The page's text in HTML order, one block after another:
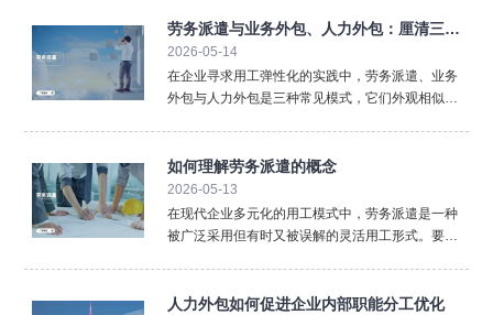
劳务派遣与业务外包、人力外包：厘清三大
弹性用工模式
2026-05-14
在企业寻求用工弹性化的实践中，劳务派遣、业务
外包与人力外包是三种常见模式，它们外观相似却
工方式至关重要。首先，法律关系的核心不同。 这
是最根本的区别。劳
如何理解劳务派遣的概念
2026-05-13
在现代企业多元化的用工模式中，劳务派遣是一种
被广泛采用但有时又被误解的灵活用工形式。要准
别。从法律层面看，劳务派遣是指依法设立的劳务
人力外包如何促进企业内部职能分工优化